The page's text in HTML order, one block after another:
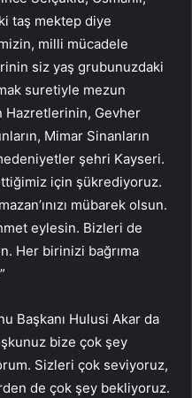
taş mektep diye
milli mücadele
siz yaş grubunuzdaki
suretiyle mezun
Hazretlerinin, Gevher
Mimar Sinanların
şehri Kayseri.
için şükrediyoruz.
mübarek olsun.
eylesin. Bizleri de
Her birinizi bağrıma
Başkanı Hulusi Akar da
bize çok şey
Sizleri çok seviyoruz,
de çok şey bekliyoruz.